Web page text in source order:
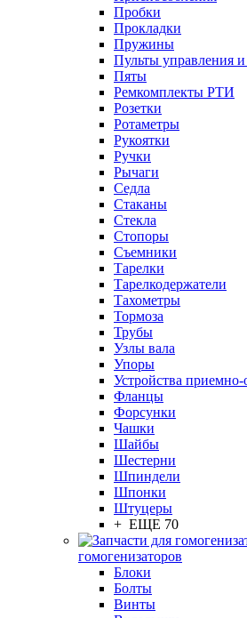
Пробки
Прокладки
Пружины
Пульты управления и
Пяты
Ремкомплекты РТИ
Розетки
Ротаметры
Рукоятки
Ручки
Рычаги
Седла
Стаканы
Стекла
Стопоры
Съемники
Тарелки
Тарелкодержатели
Тахометры
Тормоза
Трубы
Узлы вала
Упоры
Устройства
Фланцы
Форсунки
Чашки
Шайбы
Шестерни
Шпиндели
Шпонки
Штуцеры
+ ЕЩЕ 70
гомогенизаторов
Блоки
Болты
Винты